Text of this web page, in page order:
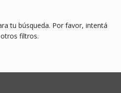
tu búsqueda. Por favor, intentá
filtros.